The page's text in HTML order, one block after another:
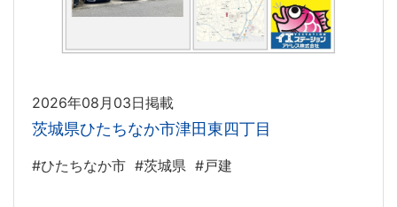
2026年08月03日掲載
茨城県ひたちなか市津田東四丁目
#ひたちなか市 #茨城県 #戸建